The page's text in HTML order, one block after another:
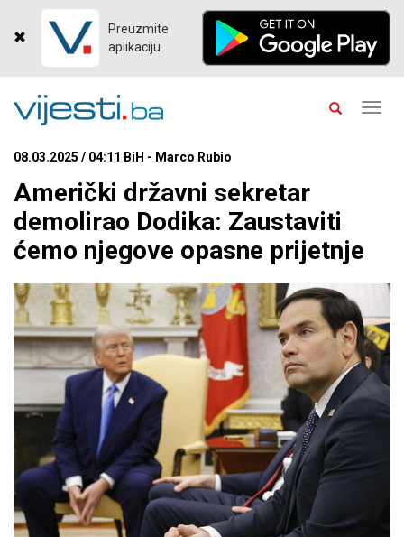
Preuzmite
aplikaciju
08.03.2025 / 04:11 BiH - Marco Rubio
Američki državni sekretar
demolirao Dodika: Zaustaviti
ćemo njegove opasne prijetnje